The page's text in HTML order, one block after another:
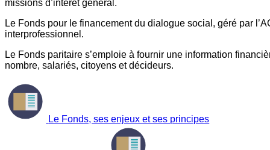
missions d’intérêt général.
Le Fonds pour le financement du dialogue social, géré par
interprofessionnel.
Le Fonds paritaire s’emploie à fournir une information
nombre, salariés, citoyens et décideurs.
Le Fonds, ses enjeux et ses principes